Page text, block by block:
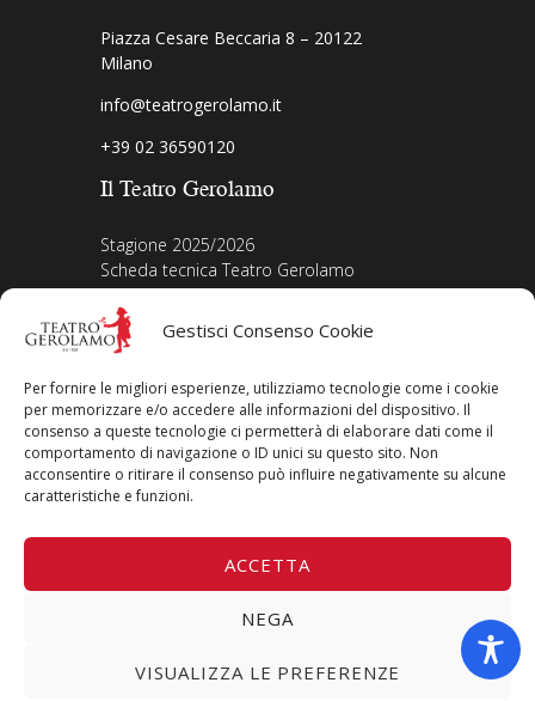
Gestisci Consenso Cookie
Per fornire le migliori esperienze, utilizziamo tecnologie come i cookie
per memorizzare e/o accedere alle informazioni del dispositivo. Il
consenso a queste tecnologie ci permetterà di elaborare dati come il
comportamento di navigazione o ID unici su questo sito. Non
acconsentire o ritirare il consenso può influire negativamente su alcune
caratteristiche e funzioni.
ACCETTA
NEGA
VISUALIZZA LE PREFERENZE
Piazza Cesare Beccaria 8 – 20122
Milano
info@teatrogerolamo.it
+39 02 36590120
Il Teatro Gerolamo
Stagione 2025/2026
Scheda tecnica Teatro Gerolamo
Biografia Direttore
Acquista i biglietti
La nostra storia
Area legale
Contatti
Privacy Policy